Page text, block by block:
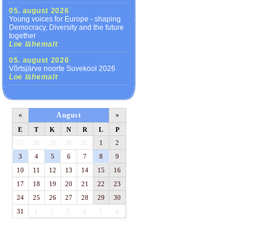
05. august 2026
Young voices for Europe - shaping
Democracy, Diversity and the future
together
Loe lähemalt
05. august 2026
Võrtsjärve noorte Suvekool 2026
Loe lähemalt
« August »
E T K N R L
P
27
28 29 30 31 1
2
3
4 5 6 7 8
9
10
11 12 13 14 15
16
17
18 19 20 21 22
23
24
25 26 27 28 29
30
31
1 3 4 5 6